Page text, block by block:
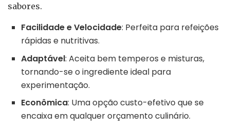
sabores.
Facilidade e Velocidade: Perfeita para refeições
rápidas e nutritivas.
Adaptável: Aceita bem temperos e misturas,
tornando-se o ingrediente ideal para
experimentação.
Econômica: Uma opção custo-efetivo que se
encaixa em qualquer orçamento culinário.